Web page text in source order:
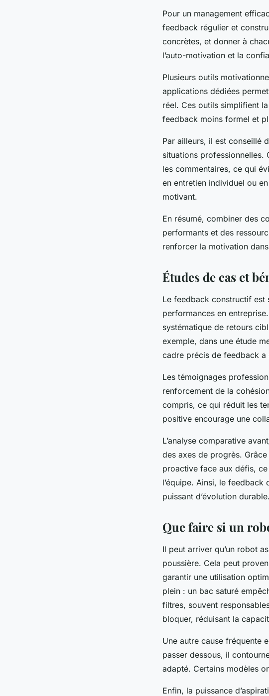
Pour un management
feedback régulier et
concrètes, et donner à
l’auto-motivation et la
Plusieurs outils
applications dédiées
réel. Ces outils simplifient
feedback moins formel et
Par ailleurs, il est conseillé
situations professionnelles.
les commentaires, ce qui
en entretien individuel ou
motivant.
En résumé, combiner des
performants et des
renforcer la motivation
Études de cas et
Le feedback constructif est
performances en
systématique de retours
exemple, dans une étude
cadre précis de feedback a
Les témoignages
renforcement de la
compris, ce qui réduit les
positive encourage une
L’analyse comparative
des axes de progrès.
proactive face aux défis,
l’équipe. Ainsi, le feedback
puissant d’évolution durable.
Que faire si un
Il peut arriver qu’un robot
poussière. Cela peut
garantir une utilisation
plein : un bac saturé
filtres, souvent
bloquer, réduisant la
Une autre cause fréquente
passer dessous, il
adapté. Certains modèles
Enfin, la puissance